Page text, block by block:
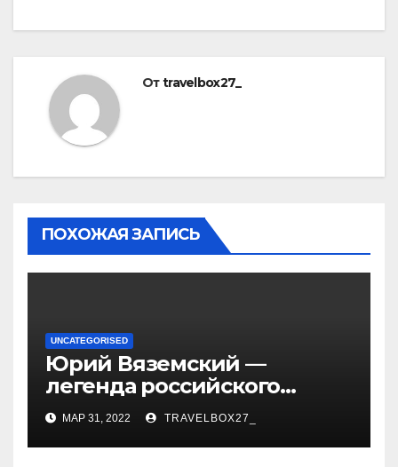
Отtravelbox27_
ПОХОЖАЯ ЗАПИСЬ
UNCATEGORISED
Юрий Вяземский —
легенда российского
спорта — биография,
достижения и вклад в
развитие гимнастики
МАР 31, 2022 TRAVELBOX27_